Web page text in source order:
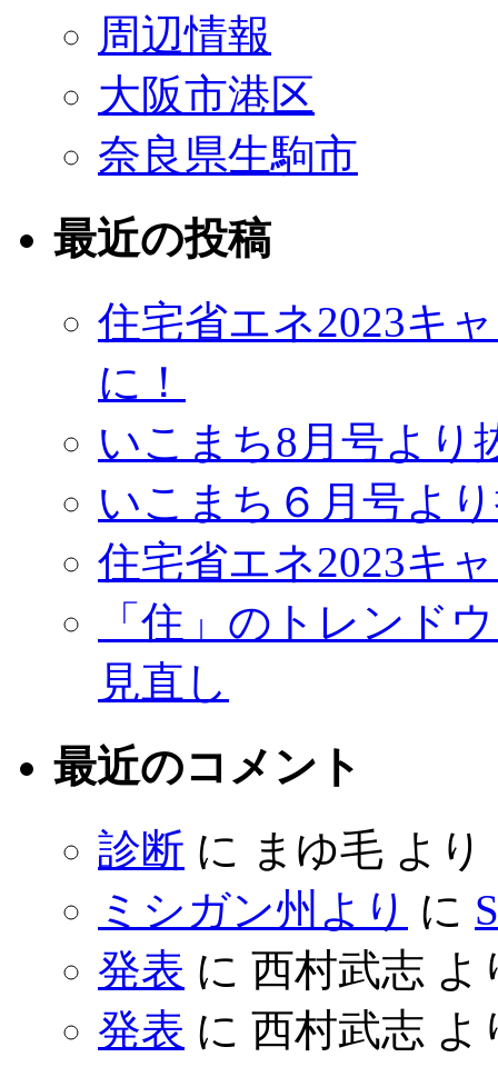
周辺情報
大阪市港区
奈良県生駒市
最近の投稿
住宅省エネ2023キ
に！
いこまち8月号よ
いこまち６月号よ
住宅省エネ2023キ
「住」のトレンド
見直し
最近のコメント
診断 に まゆ毛 より
ミシガン州より に
発表 に 西村武志 よ
発表 に 西村武志 よ